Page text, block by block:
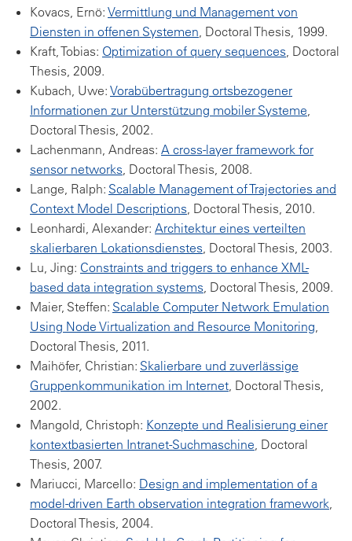
Kovacs, Ernö: Vermittlung und Management von
Diensten in offenen Systemen, Doctoral Thesis, 1999.
Kraft, Tobias: Optimization of query sequences, Doctoral
Thesis, 2009.
Kubach, Uwe: Vorabübertragung ortsbezogener
Informationen zur Unterstützung mobiler Systeme,
Doctoral Thesis, 2002.
Lachenmann, Andreas: A cross-layer framework for
sensor networks, Doctoral Thesis, 2008.
Lange, Ralph: Scalable Management of Trajectories and
Context Model Descriptions, Doctoral Thesis, 2010.
Leonhardi, Alexander: Architektur eines verteilten
skalierbaren Lokationsdienstes, Doctoral Thesis, 2003.
Lu, Jing: Constraints and triggers to enhance XML-
based data integration systems, Doctoral Thesis, 2009.
Maier, Steffen: Scalable Computer Network Emulation
Using Node Virtualization and Resource Monitoring,
Doctoral Thesis, 2011.
Maihöfer, Christian: Skalierbare und zuverlässige
Gruppenkommunikation im Internet, Doctoral Thesis,
2002.
Mangold, Christoph: Konzepte und Realisierung einer
kontextbasierten Intranet-Suchmaschine, Doctoral
Thesis, 2007.
Mariucci, Marcello: Design and implementation of a
model-driven Earth observation integration framework,
Doctoral Thesis, 2004.